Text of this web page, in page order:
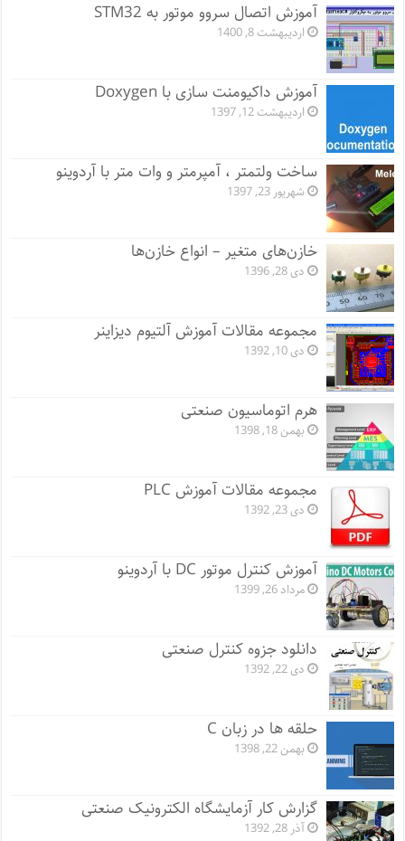
آموزش اتصال سروو موتور به STM32
اردیبهشت 8, 1400
آموزش داکیومنت سازی با Doxygen
اردیبهشت 12, 1397
ساخت ولتمتر ، آمپرمتر و وات متر با آردوینو
شهریور 23, 1397
خازن‌های متغیر – انواع خازن‌ها
دی 28, 1396
مجموعه مقالات آموزش آلتیوم دیزاینر
دی 10, 1392
هرم اتوماسیون صنعتی
بهمن 18, 1398
مجموعه مقالات آموزش PLC
دی 23, 1392
آموزش کنترل موتور DC با آردوینو
مرداد 26, 1399
دانلود جزوه کنترل صنعتی
دی 22, 1392
حلقه ها در زبان C
بهمن 22, 1398
گزارش کار آزمایشگاه الکترونیک صنعتی
آذر 28, 1392